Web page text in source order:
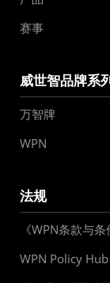
赛事
威世智品牌系
万智牌
WPN
法规
《WPN条款与条
WPN Policy Hub